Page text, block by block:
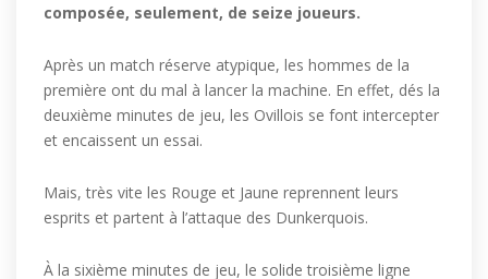
composée, seulement, de seize joueurs.
Après un match réserve atypique, les hommes de la
première ont du mal à lancer la machine. En effet, dés la
deuxième minutes de jeu, les Ovillois se font intercepter
et encaissent un essai.
Mais, très vite les Rouge et Jaune reprennent leurs
esprits et partent à l’attaque des Dunkerquois.
À la sixième minutes de jeu, le solide troisième ligne